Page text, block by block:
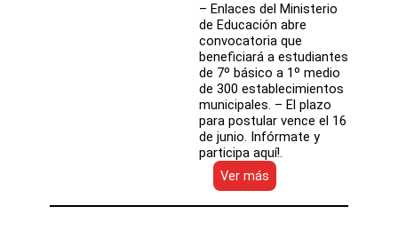
– Enlaces del Ministerio
de Educación abre
convocatoria que
beneficiará a estudiantes
de 7º básico a 1º medio
de 300 establecimientos
municipales. – El plazo
para postular vence el 16
de junio. Infórmate y
participa aquí!.
Ver más
Colegios
públicos